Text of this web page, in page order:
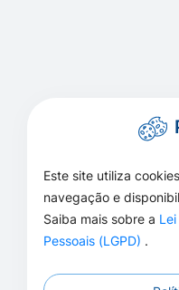
Este site utiliza
navegação e
Saiba mais sobre a
Pessoais (LGPD) .